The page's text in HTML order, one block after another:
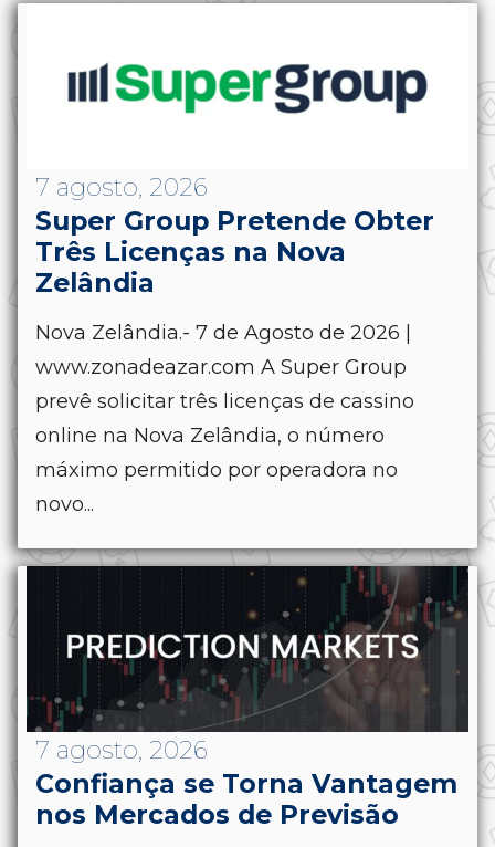
7 agosto, 2026
Super Group Pretende Obter
Três Licenças na Nova
Zelândia
Nova Zelândia.- 7 de Agosto de 2026 |
www.zonadeazar.com A Super Group
prevê solicitar três licenças de cassino
online na Nova Zelândia, o número
máximo permitido por operadora no
novo...
7 agosto, 2026
Confiança se Torna Vantagem
nos Mercados de Previsão